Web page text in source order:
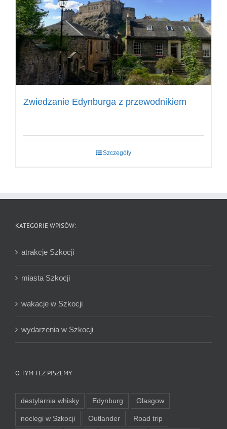
Zwiedzanie Edynburga z przewodnikiem
Szczegóły
KATEGORIE WPISÓW:
atrakcje Szkocji
miasta Szkocji
wakacje w Szkocji
wydarzenia w Szkocji
O TYM TEŻ PISZEMY:
destylarnia whisky Edynburg Glasgow
noclegi w Szkocji Outlander Road trip